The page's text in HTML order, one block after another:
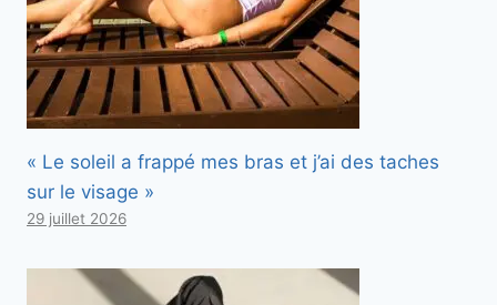
« Le soleil a frappé mes bras et j’ai des taches
sur le visage »
29 juillet 2026